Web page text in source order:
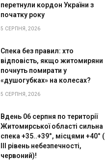
перетнули кордон України з
початку року
5 СЕРПНЯ, 2026
Спека без правил: хто
відповість, якщо житомиряни
почнуть помирати у
«душогубках» на колесах?
5 СЕРПНЯ, 2026
Вдень 06 серпня по території
Житомирської області сильна
спека +35..+39°, місцями +40° (
III рівень небезпечності,
червоний)!